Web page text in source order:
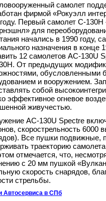
самолет
фирмой «Рокуэлл
Первый самолет С-
для
начались в 1990 году,
назначения в конце
12 самолетов AC-130U
От предыдущих
обусловленными
и вооружением.
собой
эффективное огневое
живучестью.
AC-130U Spectre
скорострельность
Все пушки подвижные,
траекторию
отмечается, что,
с 20 мм пушкой
скорость снарядов,
стрельбы.
Автосервиса в СПб